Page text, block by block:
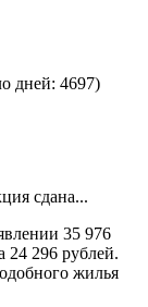
дней: 4697)
сдана...
35 976
24 296 рублей.
жилья